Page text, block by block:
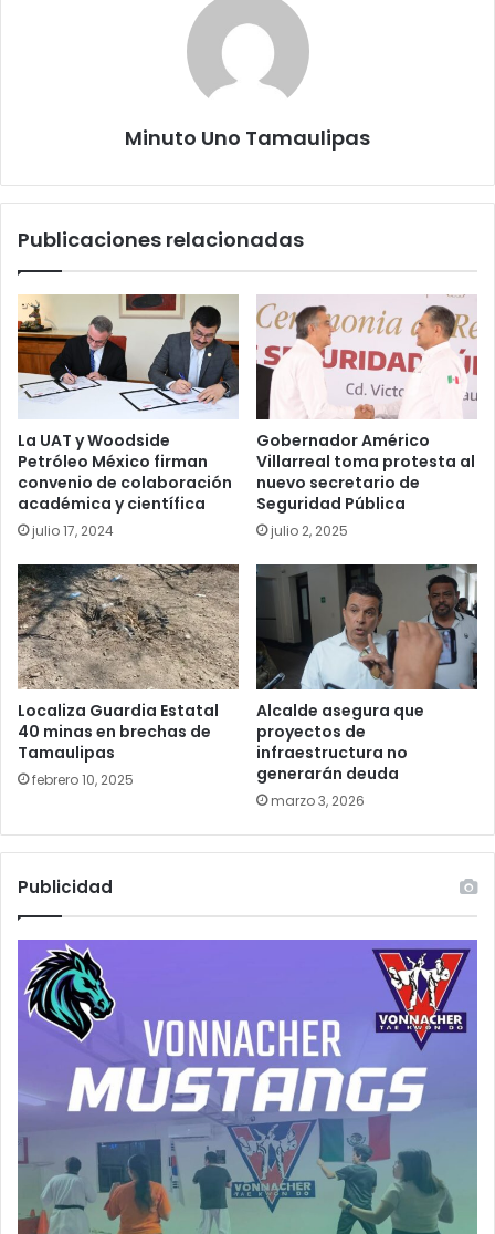
Minuto Uno Tamaulipas
Publicaciones relacionadas
La UAT y Woodside
Petróleo México firman
convenio de colaboración
académica y científica
julio 17, 2024
Gobernador Américo
Villarreal toma protesta al
nuevo secretario de
Seguridad Pública
julio 2, 2025
Localiza Guardia Estatal
40 minas en brechas de
Tamaulipas
febrero 10, 2025
Alcalde asegura que
proyectos de
infraestructura no
generarán deuda
marzo 3, 2026
Publicidad